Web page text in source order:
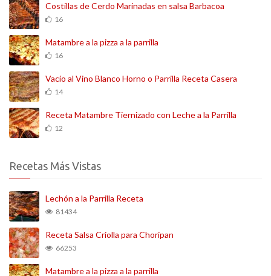
Costillas de Cerdo Marinadas en salsa Barbacoa
16
Matambre a la pizza a la parrilla
16
Vacío al Vino Blanco Horno o Parrilla Receta Casera
14
Receta Matambre Tiernizado con Leche a la Parrilla
12
Recetas Más Vistas
Lechón a la Parrilla Receta
81434
Receta Salsa Criolla para Choripan
66253
Matambre a la pizza a la parrilla